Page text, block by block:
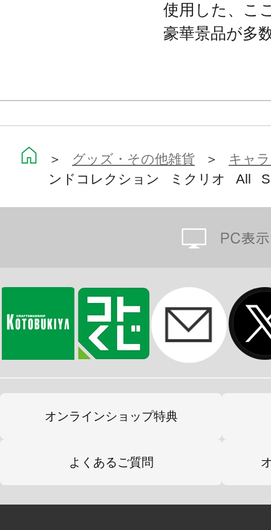
使用した、こ
豪華景品が多
＞ グッズ・その他雑貨 ＞ キャ
ンドコレクション ミクリオ All
オンラインショップ特典
よくあるご質問